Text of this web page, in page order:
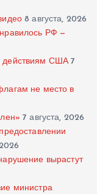
8 августа, 2026
РФ —
действиям США 7
не место в
7 августа, 2026
вырастут
министра